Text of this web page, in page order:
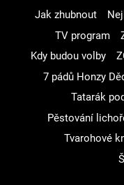
Jak zhubnout
TV program
Kdy budou volby
7 pádů Honzy
Tatarák
Pěstování
Tvarohové